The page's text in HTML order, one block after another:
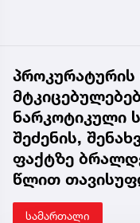
ნარკოტიკული
შეძენის,
ფაქტზე
წლით
სამართალი